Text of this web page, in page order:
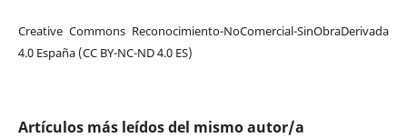
Creative Commons Reconocimiento-NoComercial-SinObraDerivada
4.0 España (CC BY-NC-ND 4.0 ES)
Artículos más leídos del mismo autor/a